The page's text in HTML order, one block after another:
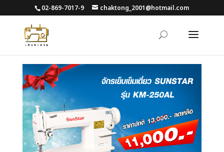
02-869-7017-9 chaktong_2001@hotmail.com